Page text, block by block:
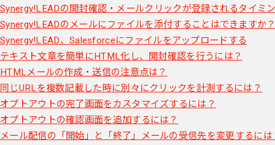
Synergy!LEADの開封確認・メールクリックが登録されるタイミ
Synergy!LEADのメールにファイルを添付することはできますか
Synergy!LEAD、Salesforceにファイルをアップロードする
テキスト文章を簡単にHTML化し、開封確認を行うには？
HTMLメールの作成・送信の注意点は？
同じURLを複数記載した時に別々にクリックを計測するには？
オプトアウトの完了画面をカスタマイズするには？
オプトアウトの確認画面を追加するには？
メール配信の「開始」と「終了」メールの受信先を変更するには